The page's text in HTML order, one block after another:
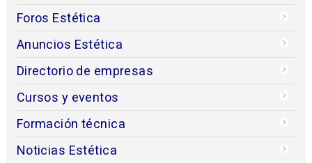
Foros Estética
Anuncios Estética
Directorio de empresas
Cursos y eventos
Formación técnica
Noticias Estética